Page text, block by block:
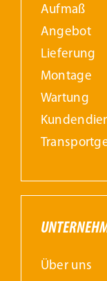
Aufmaß
Angebot
Lieferung
Montage
Wartung
Über uns